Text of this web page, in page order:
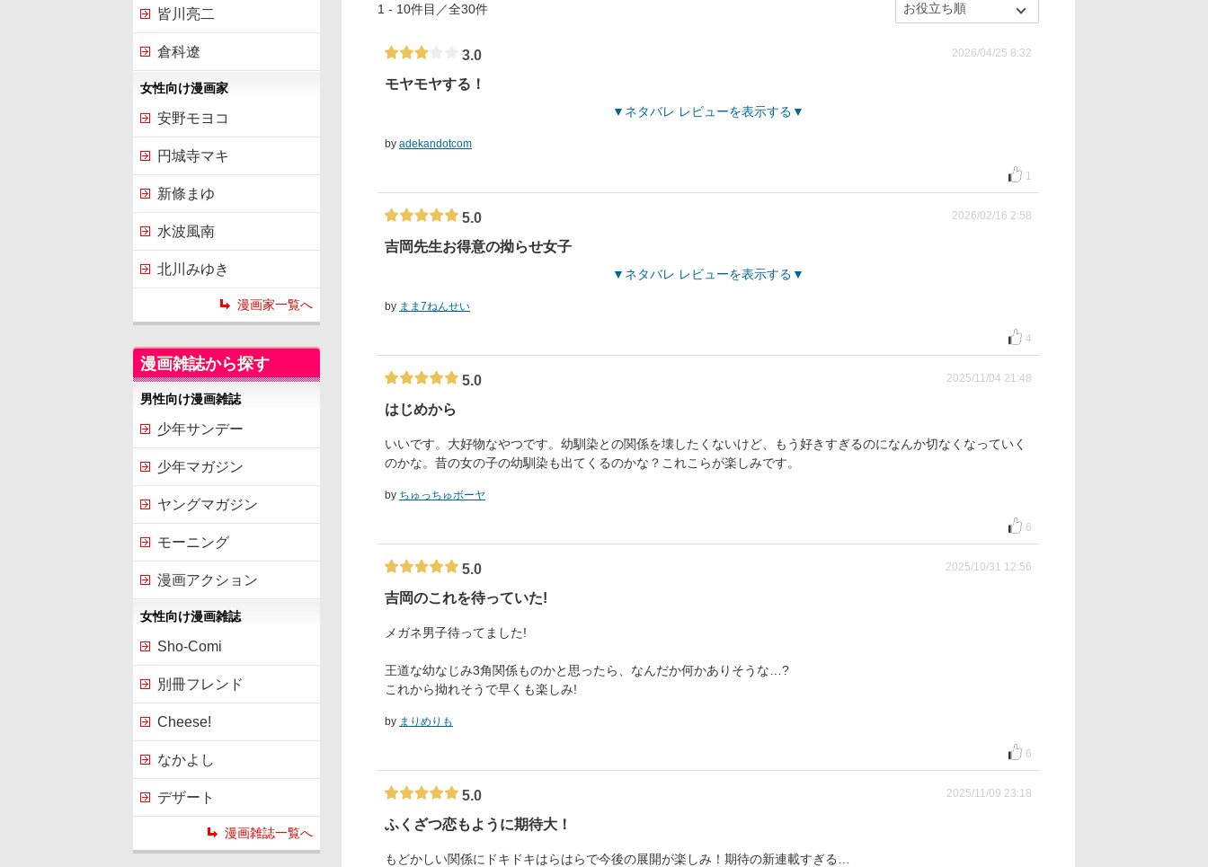
1 - 10件目／全30件
3.0 2026/04/25 8:32
モヤモヤする！
ネタバレ レビューを表示する
by adekandotcom
1
5.0 2026/02/16 2:58
吉岡先生お得意の拗らせ女子
ネタバレ レビューを表示する
by まま7ねんせい
4
5.0 2025/11/04 21:48
はじめから
いいです。大好物なやつです。幼馴染との関係を壊したくないけど、もう好きすぎるのになんか切なくなっていく
のかな。昔の女の子の幼馴染も出てくるのかな？これこらが楽しみです。
by ちゅっちゅボーヤ
6
5.0 2025/10/31 12:56
吉岡のこれを待っていた!
メガネ男子待ってました!
王道な幼なじみ3角関係ものかと思ったら、なんだか何かありそうな…?
これから拗れそうで早くも楽しみ!
by まりめりも
6
5.0 2025/11/09 23:18
ふくざつ恋もように期待大！
もどかしい関係にドキドキはらはらで今後の展開が楽しみ！期待の新連載すぎる…
皆川亮二
倉科遼
女性向け漫画家
安野モヨコ
円城寺マキ
新條まゆ
水波風南
北川みゆき
漫画家一覧へ
漫画雑誌から探す
男性向け漫画雑誌
少年サンデー
少年マガジン
ヤングマガジン
モーニング
漫画アクション
女性向け漫画雑誌
Sho-Comi
別冊フレンド
Cheese!
なかよし
デザート
漫画雑誌一覧へ